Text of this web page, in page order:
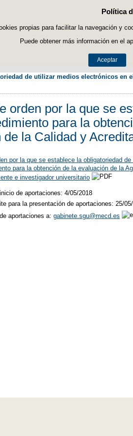
Política
propias para facilitar la navegación y
Puede obtener más información en el
Aceptar
de utilizar medios electrónicos
orden por la que se
para la
de la Calidad y
por la que se establece la obligatoriedad
para la obtención de la evaluación de la
e investigador universitario
de aportaciones: 4/05/2018​
para la presentación de aportaciones: 25/
aportaciones a: gabinete.sgu@mecd.es